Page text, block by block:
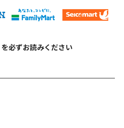
必ずお読みください